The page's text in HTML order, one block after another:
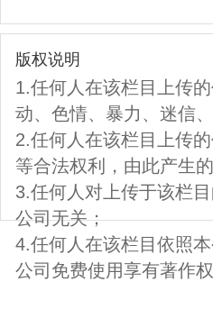
版权说明
1.任何人在该栏目上传
动、色情、暴力、迷信
2.任何人在该栏目上传
等合法权利，由此产生
3.任何人对上传于该栏
公司无关；
4.任何人在该栏目依照
公司免费使用享有著作